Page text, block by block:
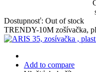
Dostupnosť: Out of stock
TRENDY-10M zošívačka,
Add to compare